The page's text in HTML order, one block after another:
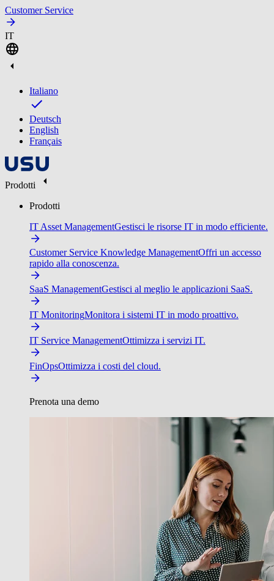
Customer Service
IT
Italiano
Deutsch
English
Français
Prodotti
Prodotti
IT Asset ManagementGestisci le risorse IT in modo efficiente.
Customer Service Knowledge ManagementOffri un accesso
rapido alla conoscenza.
SaaS ManagementGestisci al meglio le applicazioni SaaS.
IT MonitoringMonitora i sistemi IT in modo proattivo.
IT Service ManagementOttimizza i servizi IT.
FinOpsOttimizza i costi del cloud.
Prenota una demo